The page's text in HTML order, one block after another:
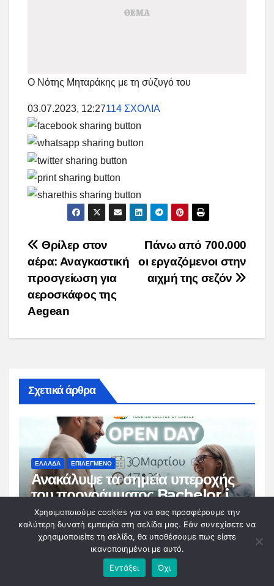
Ο Νότης Μηταράκης με τη σύζυγό του
03.07.2023, 12:27114 ΣΧΟΛΙΑ
Post
navigation
Πάνω από 700.000
οι εργαζόμενοι στην
αιχμή της σεζόν
Θρίλερ στον
αέρα: Αναγκαστική
προσγείωση για
αεροσκάφος της
Aegean
Σχετικά άρθρα
ΕΛΛΑΔΑ ΕΠΙΛΕΓΜΕΝΟ
Ανακάλυψε τα σημεία υπεροχής
του προγράμματος Bachelor in
Hospitality Management
Degree σπουδάζοντας
αποκλειστικά στην Ελλάδα!
MAR 10, 2026
Χρησιμοποιούμε cookies για να σας προσφέρουμε την
καλύτερη δυνατή εμπειρία στη σελίδα μας. Εάν συνεχίσετε να
χρησιμοποιείτε τη σελίδα, θα υποθέσουμε πως είστε
ικανοποιημένοι με αυτό.
Εντάξει
Όχι